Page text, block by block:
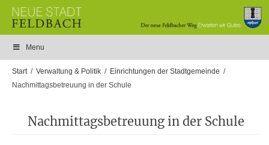
Menu
Start Verwaltung & Politik
Einrichtungen der Stadtgemeinde
Nachmittagsbetreuung in der Schule
Nachmittagsbetreuung in der Schule